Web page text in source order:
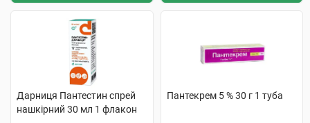
Дарниця Пантестин спрей
нашкірний 30 мл 1 флакон
Пантекрем 5 % 30 г 1 туба